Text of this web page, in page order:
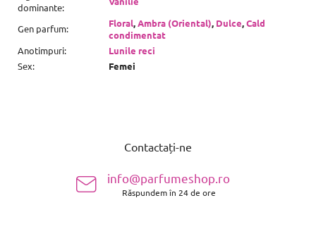
dominante:
Gen parfum: Floral,Ambra (Oriental), Dulce,Cald
condimentat
Anotimpuri:
Lunile reci
Sex: Femei
Contactați-ne
info@parfumeshop.ro
Răspundem în 24 de ore